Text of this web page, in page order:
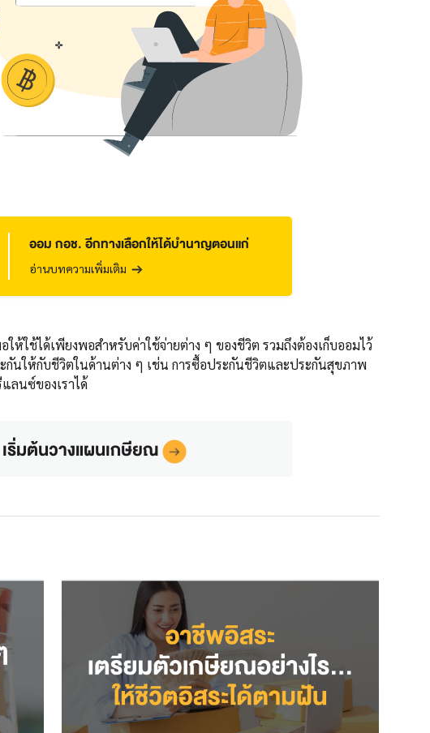
ออม กอช. อีกทางเลือกให้ได้บำนาญตอนแก่
อ่านบทความเพิ่มเติม
ห้ใช้ได้เพียงพอสำหรับค่าใช้จ่ายต่าง ๆ ของชีวิต รวมถึงต้องเก็บออมไว้
กันให้กับชีวิตในด้านต่าง ๆ เช่น การซื้อประกันชีวิตและประกันสุขภาพ
ลนซ์ของเราได้
เริ่มต้นวางแผนเกษียณ